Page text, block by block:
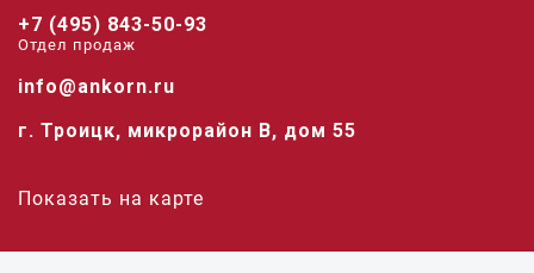
+7 (495) 843-50-93
Отдел продаж
info@ankorn.ru
г. Троицк, микрорайон В, дом 55
Показать на карте